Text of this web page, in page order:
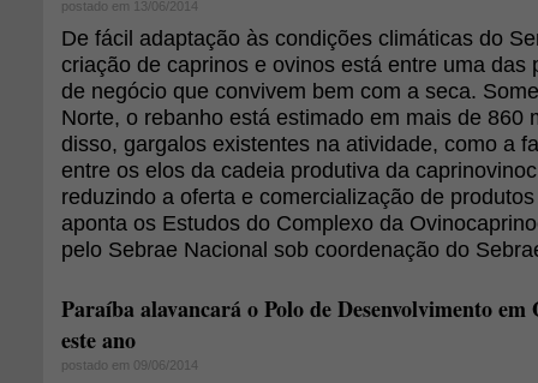
postado em 13/06/2014
De fácil adaptação às condições climáticas do
criação de caprinos e ovinos está entre uma das
de negócio que convivem bem com a seca.
Norte, o rebanho está estimado em mais de 860
disso, gargalos existentes na atividade, como a
entre os elos da cadeia produtiva da
reduzindo a oferta e comercialização de
aponta os Estudos do Complexo da
pelo Sebrae Nacional sob coordenação do
Paraíba alavancará o Polo de Desenvolvimento
este ano
postado em 09/06/2014